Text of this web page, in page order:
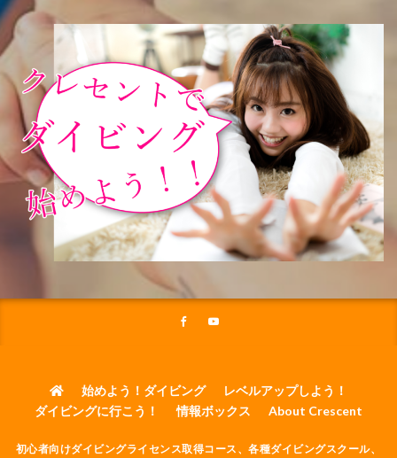
始めよう！ダイビング
レベルアップしよう！
ダイビングに行こう！
情報ボックス About Crescent
初心者向けダイビングライセンス取得コース、各種ダイビングスクール、